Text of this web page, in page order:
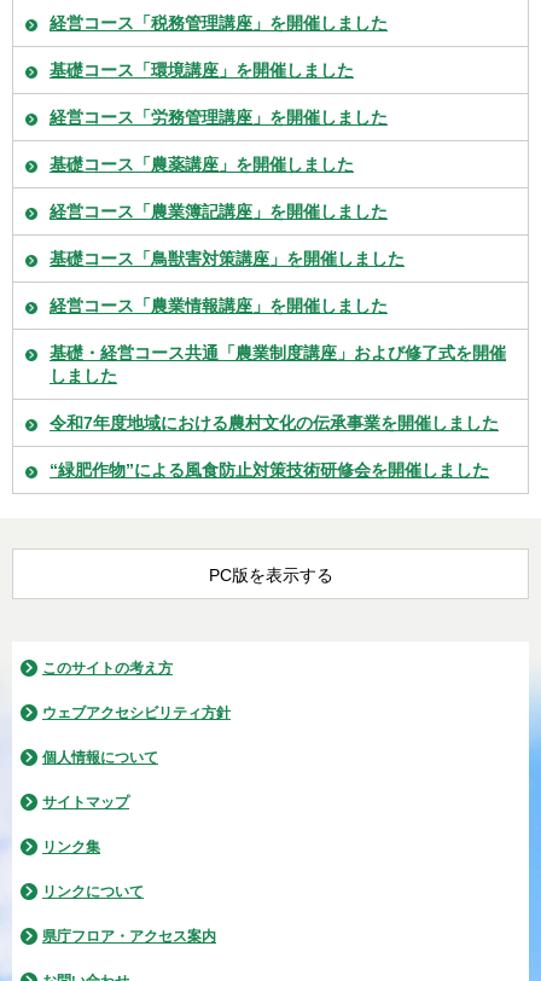
経営コース「税務管理講座」を開催しました
基礎コース「環境講座」を開催しました
経営コース「労務管理講座」を開催しました
基礎コース「農薬講座」を開催しました
経営コース「農業簿記講座」を開催しました
基礎コース「鳥獣害対策講座」を開催しました
経営コース「農業情報講座」を開催しました
基礎・経営コース共通「農業制度講座」および修了式を開催
しました
令和7年度地域における農村文化の伝承事業を開催しました
“緑肥作物”による風食防止対策技術研修会を開催しました
PC版を表示する
このサイトの考え方
ウェブアクセシビリティ方針
個人情報について
サイトマップ
リンク集
リンクについて
県庁フロア・アクセス案内